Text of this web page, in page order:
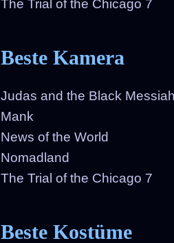
The Trial of the Chicago 7
Beste Kamera
Judas and the Black
Mank
News of the World
Nomadland
The Trial of the Chicago 7
Beste Kostüme